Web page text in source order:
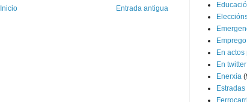
Entrada antigua
Inicio
En
En twitter
Enerxía
Estradas
Ferrocarril